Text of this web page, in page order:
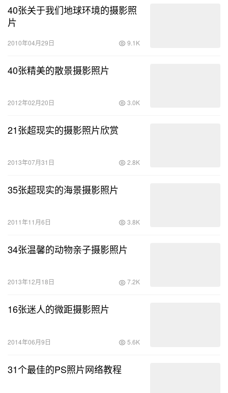
40张关于我们地球环境的摄影照
片
2010年04月29日 9.1K
40张精美的散景摄影照片
2012年02月20日 3.0K
21张超现实的摄影照片欣赏
2013年07月31日 2.8K
35张超现实的海景摄影照片
2011年11月6日 3.8K
34张温馨的动物亲子摄影照片
2013年12月18日 7.2K
16张迷人的微距摄影照片
2014年06月9日 5.6K
31个最佳的PS照片网络教程